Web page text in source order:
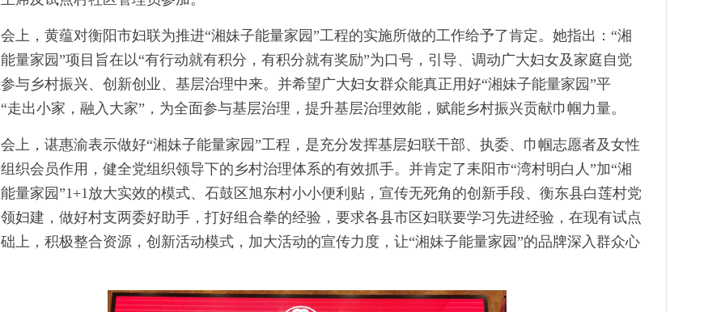
会上，黄蕴对衡阳市妇联为推进“湘妹子能量家园”工程的实施所做的工作给予了肯定。她指出：“湘
量家园”项目旨在以“有行动就有积分，有积分就有奖励”为口号，引导、调动广大妇女及家庭自觉
与乡村振兴、创新创业、基层治理中来。并希望广大妇女群众能真正用好“湘妹子能量家园”平
走出小家，融入大家”，为全面参与基层治理，提升基层治理效能，赋能乡村振兴贡献巾帼力量。
会上，谌惠渝表示做好“湘妹子能量家园”工程，是充分发挥基层妇联干部、执委、巾帼志愿者及女性
织会员作用，健全党组织领导下的乡村治理体系的有效抓手。并肯定了耒阳市“湾村明白人”加“湘
量家园”1+1放大实效的模式、石鼓区旭东村小小便利贴，宣传无死角的创新手段、衡东县白莲村党
妇建，做好村支两委好助手，打好组合拳的经验，要求各县市区妇联要学习先进经验，在现有试点
上，积极整合资源，创新活动模式，加大活动的宣传力度，让“湘妹子能量家园”的品牌深入群众心